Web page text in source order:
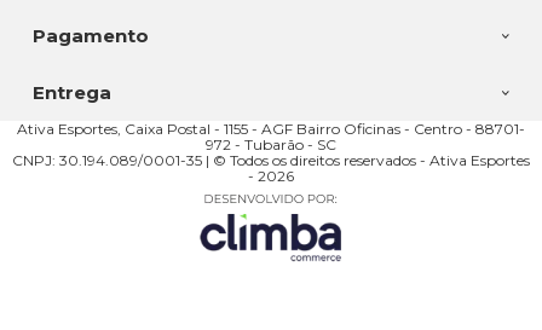
Pagamento
Entrega
Ativa Esportes, Caixa Postal - 1155 - AGF Bairro Oficinas - Centro - 88701-
972 - Tubarão - SC
CNPJ: 30.194.089/0001-35 | © Todos os direitos reservados - Ativa Esportes
- 2026